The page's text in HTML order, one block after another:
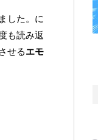
した。に
も読み返
せるエモ